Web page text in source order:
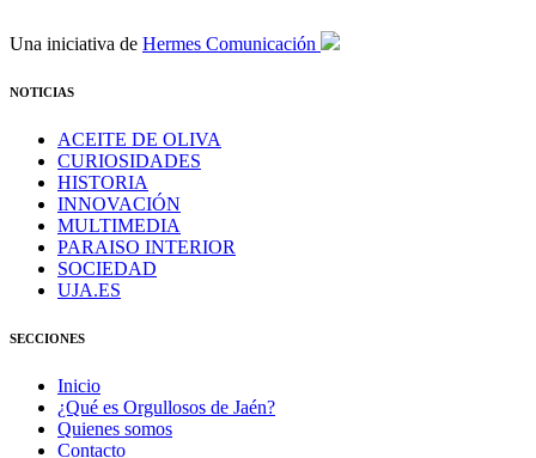
Una iniciativa de Hermes Comunicación
NOTICIAS
ACEITE DE OLIVA
CURIOSIDADES
HISTORIA
INNOVACIÓN
MULTIMEDIA
PARAISO INTERIOR
SOCIEDAD
UJA.ES
SECCIONES
Inicio
¿Qué es Orgullosos de Jaén?
Quienes somos
Contacto